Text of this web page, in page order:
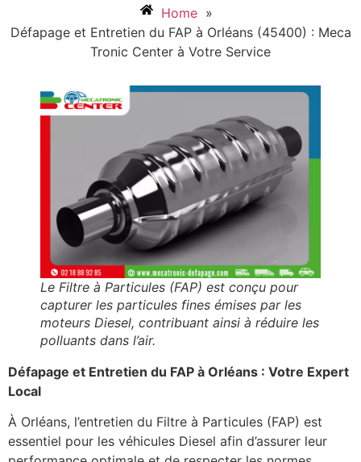
Home »
Défapage et Entretien du FAP à Orléans (45400) : Meca
Tronic Center à Votre Service
Le Filtre à Particules (FAP) est conçu pour
capturer les particules fines émises par les
moteurs Diesel, contribuant ainsi à réduire les
polluants dans l’air.
Défapage et Entretien du FAP à Orléans : Votre Expert
Local
À Orléans, l’entretien du Filtre à Particules (FAP) est
essentiel pour les véhicules Diesel afin d’assurer leur